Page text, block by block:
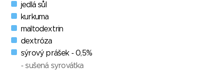
jedlá sůl
kurkuma
maltodextrin
dextróza
sýrový prášek - 0,5%
- sušená syrovátka